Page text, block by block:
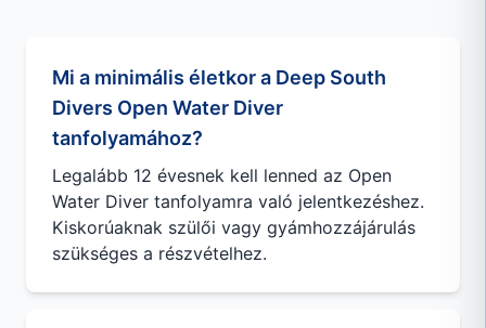
Mi a minimális életkor a Deep South
Divers Open Water Diver
tanfolyamához?
Legalább 12 évesnek kell lenned az Open
Water Diver tanfolyamra való jelentkezéshez.
Kiskorúaknak szülői vagy gyámhozzájárulás
szükséges a részvételhez.